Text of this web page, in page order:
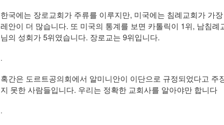
한국에는 장로교회가 주류를 이루지만, 미국에는 침례교회가 가
레안이 더 많습니다. 또 미국의 통계를 보면 카톨릭이 1위, 남침
님의 성회가 5위였습니다. 장로교는 9위입니다.
.
혹간은 도르트공의회에서 알미니안이 이단으로 규정되었다고 주
지 못한 사람들입니다. 우리는 정확한 교회사를 알아야만 합니다
.